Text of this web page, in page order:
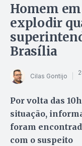
Homem
explodir
Brasília
Cilas Gontijo
Por volta das
situação,
foram
com o suspeito